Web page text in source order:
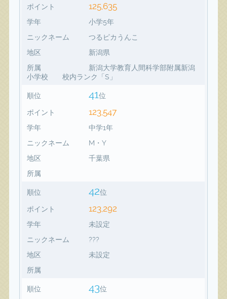
ポイント 125,635
学年
小学5年
ニックネーム
つるピカうんこ
地区
新潟県
所属
新潟大学教育人間科学部附属新潟
小学校 校内ランク「S」
順位 41位
ポイント 123,547
学年
中学1年
ニックネーム
M・Y
地区
千葉県
所属
順位 42位
ポイント 123,292
学年
未設定
ニックネーム
???
地区
未設定
所属
順位 43位